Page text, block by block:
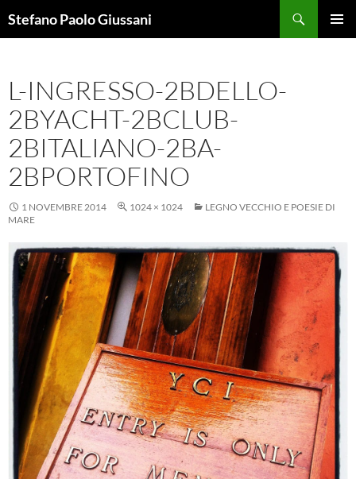
alStefano Paolo Giussani
L-INGRESSO-2BDELLO-
2BYACHT-2BCLUB-
2BITALIANO-2BA-
2BPORTOFINO
1 NOVEMBRE 2014 1024 × 1024
LEGNO VECCHIO E POESIE DI
MARE